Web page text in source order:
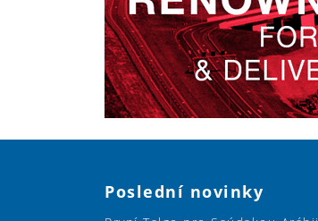
Poslední novinky